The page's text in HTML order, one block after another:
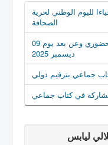
لليوم الوطني لحرية
الصحافة
دعوة للمشاركة في ملتقى وطني حضوري وعن بعد يوم 09
ديسمبر 2025
جماعي بترقيم دولي
في كتاب جماعي
ليابس